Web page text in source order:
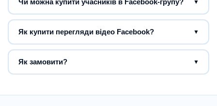
Чи можна купити учасників в Facebook-групу? ▼
Як купити перегляди відео Facebook? ▼
Як замовити? ▼